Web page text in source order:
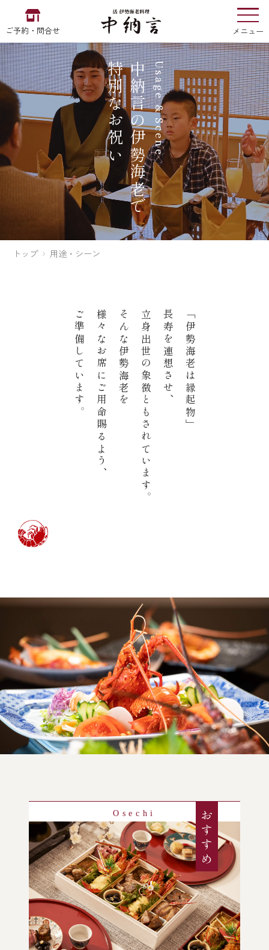
ご予約・問合せ メニュー
中納言のお食い初め
EN 中文 한국어
中納言の伊勢海老
用途・シーン
ご結婚式 1.5次会・
二次会
オンライン通販
(造り/焼物/蒸し/ボイル伊勢海老)
(ごちそう重/誕生日重/還暦重/お食い初め重)
(生おせち/おせち冷凍)
(中納言/鉄板焼ひかり)
（中納言厨房）
弁当宅配・仕出し
プライバシーポリシー
Usage & Scene
中納言の伊勢海老で
特別なお祝い
トップ 用途・シーン
「伊勢海老は縁起物」
長寿を連想させ、
立身出世の象徴ともされています。
そんな伊勢海老を
様々なお席にご用命賜るよう、
ご準備しています。
Osechi おすすめ